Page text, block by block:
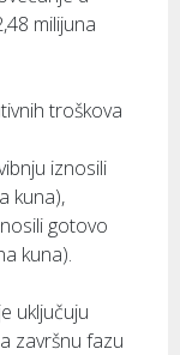
milijuna
troškova
iznosili
kuna),
gotovo
kuna).
uključuju
završnu fazu